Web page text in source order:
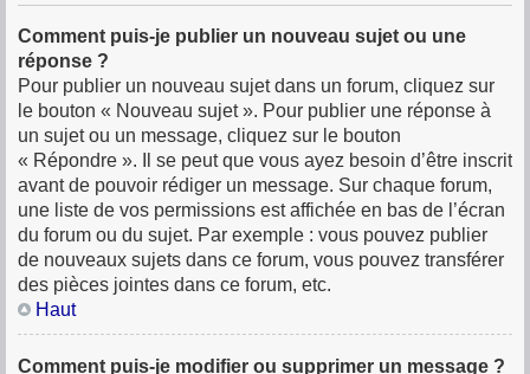
Comment puis-je publier un nouveau sujet ou une
réponse ?
Pour publier un nouveau sujet dans un forum, cliquez sur
le bouton « Nouveau sujet ». Pour publier une réponse à
un sujet ou un message, cliquez sur le bouton
« Répondre ». Il se peut que vous ayez besoin d’être inscrit
avant de pouvoir rédiger un message. Sur chaque forum,
une liste de vos permissions est affichée en bas de l’écran
du forum ou du sujet. Par exemple : vous pouvez publier
de nouveaux sujets dans ce forum, vous pouvez transférer
des pièces jointes dans ce forum, etc.
Haut
Comment puis-je modifier ou supprimer un message ?